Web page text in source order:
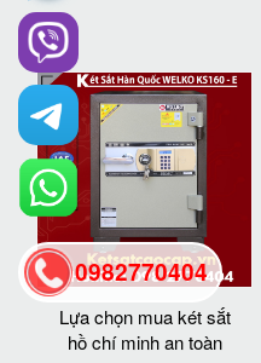
Lựa chọn mua két sắt
hồ chí minh an toàn
0982770404